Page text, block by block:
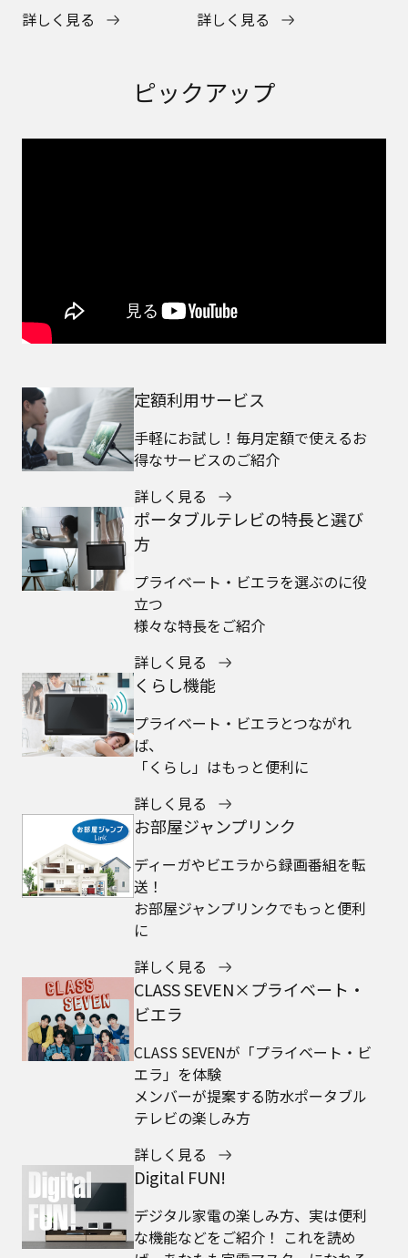
詳しく見る 詳しく見る
ピックアップ
定額利用サービス
手軽にお試し！毎月定額で使えるお
得なサービスのご紹介
詳しく見る
ポータブルテレビの特長と選び
方
プライベート・ビエラを選ぶのに役
立つ
様々な特長をご紹介
詳しく見る
くらし機能
プライベート・ビエラとつながれ
ば、
「くらし」はもっと便利に
詳しく見る
お部屋ジャンプリンク
ディーガやビエラから録画番組を転
送！
お部屋ジャンプリンクでもっと便利
に
詳しく見る
CLASS SEVEN×プライベート・
ビエラ
CLASS SEVENが「プライベート・ビ
エラ」を体験
メンバーが提案する防水ポータブル
テレビの楽しみ方
詳しく見る
Digital FUN!
デジタル家電の楽しみ方、実は便利
な機能などをご紹介！ これを読め